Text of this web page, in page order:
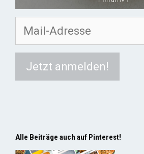
Alle Beiträge auch auf Pinterest!